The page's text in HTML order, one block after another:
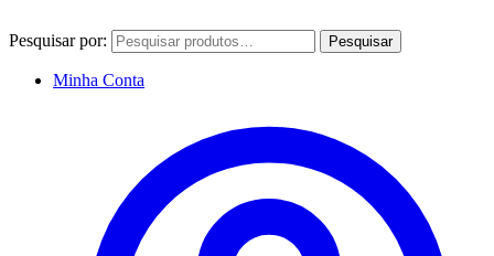
Pesquisar por: Pesquisar
Minha Conta